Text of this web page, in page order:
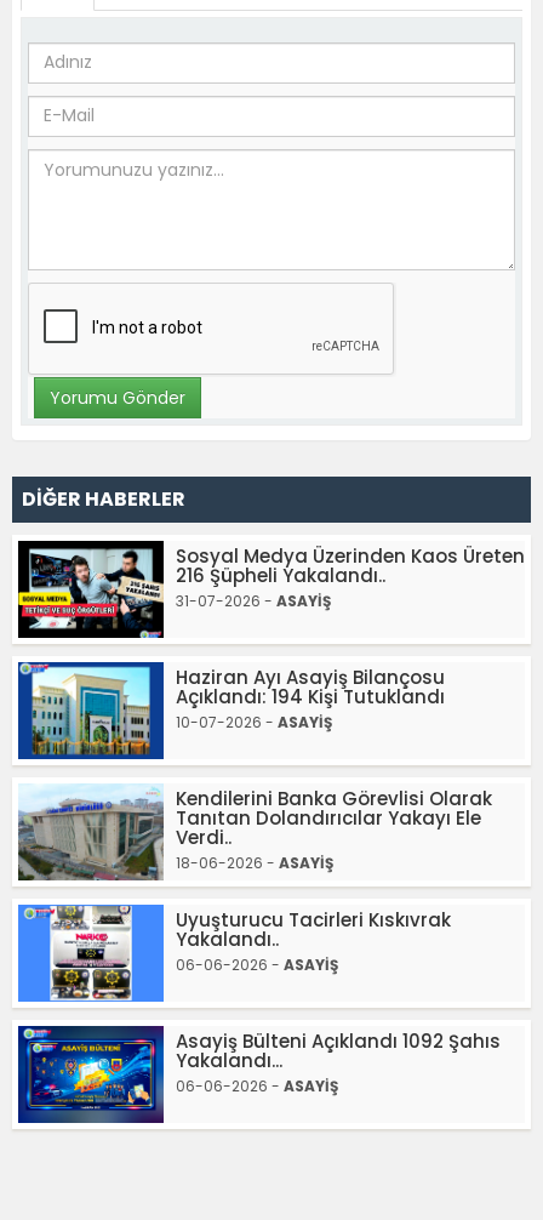
DİĞER HABERLER
Sosyal Medya Üzerinden Kaos Üreten
216 Şüpheli Yakalandı..
31-07-2026 - ASAYİŞ
Haziran Ayı Asayiş Bilançosu
Açıklandı: 194 Kişi Tutuklandı
10-07-2026 - ASAYİŞ
Kendilerini Banka Görevlisi Olarak
Tanıtan Dolandırıcılar Yakayı Ele
Verdi..
18-06-2026 - ASAYİŞ
Uyuşturucu Tacirleri Kıskıvrak
Yakalandı..
06-06-2026 - ASAYİŞ
Asayiş Bülteni Açıklandı 1092 Şahıs
Yakalandı...
06-06-2026 - ASAYİŞ